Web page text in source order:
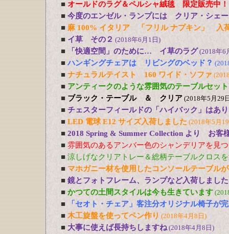
■ オールドのラグ＆ペルシャ絨毯 限定販売中！
■ 今度のエンゼル・ランプには クリア・シェ
■ 麻 100% イタリア 「フリル ナプキン」 入
■ イ草 その２ (2018年6月1日)
■ 「快適空間」のために… イ草のラグ (2018年6
■ ハンギングチェアは リビングのベッド？
■ ナチュラルテイスト 160 ワイド・ソファ
■ アンティークのような雰囲気のテーブルセット
■ ブラック・テーブル ＆ クリア (2018年5月29
■ チェスターフィールドの「ハイバック」はあ
■ LED 電球 E12 サイズ入荷しました (2018年5月
■ 2018 Spring & Summer Collection より お客
■ 雰囲気のあるアンバー色のシャンデリアを見
■ 涼しげなクリアトレー＆総柄テーブルクロス
■ マホガニー材を使用したコンソールテーブル
■ 鏡とフォトフレーム、ランプなど入荷しました
■ かつての土間スタイルは今も生きています
■
「セオト・チェア」客注分オリジナル椅子が
■ 木工旋盤を使ってペン作り (2018年4月8日)
■ 大事に使えば長持ちしますね(2018年4月8日)